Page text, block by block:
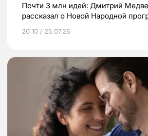
Почти 3 млн идей: Дмитрий
рассказал о Новой Народной
20:10 / 25.07.26